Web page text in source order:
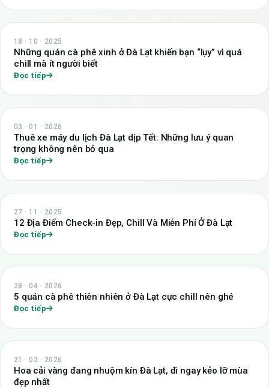
18 · 10 · 2025
Những quán cà phê xinh ở Đà Lạt khiến bạn “lụy” vì quá
chill mà ít người biết
Đọc tiếp
03 · 01 · 2026
Thuê xe máy du lịch Đà Lạt dịp Tết: Những lưu ý quan
trọng không nên bỏ qua
Đọc tiếp
27 · 11 · 2025
12 Địa Điểm Check-in Đẹp, Chill Và Miễn Phí Ở Đà Lạt
Đọc tiếp
28 · 04 · 2026
5 quán cà phê thiên nhiên ở Đà Lạt cực chill nên ghé
Đọc tiếp
21 · 02 · 2026
Hoa cải vàng đang nhuộm kín Đà Lạt, đi ngay kẻo lỡ mùa
đẹp nhất